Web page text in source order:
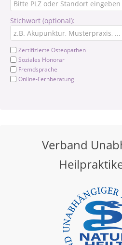
Stichwort (optional):
Zertifizierte Osteopathen
Soziales Honorar
Fremdsprache
Online-Fernberatung
Verband